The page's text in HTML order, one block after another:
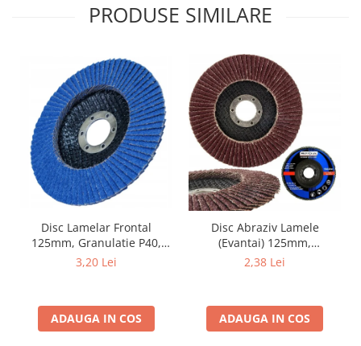
PRODUSE SIMILARE
Disc Lamelar Frontal
125mm, Granulatie P40,
Abraziv Premium din
13300 RPM, pentru Slefuire
Otel, Inox, Lemn si Metal,
3,20 Lei
ADAUGA IN COS
Disc Abraziv Lamele
(Evantai) 125mm,
Granulație , pentru Metal și
2,38 Lei
ADAUGA IN COS